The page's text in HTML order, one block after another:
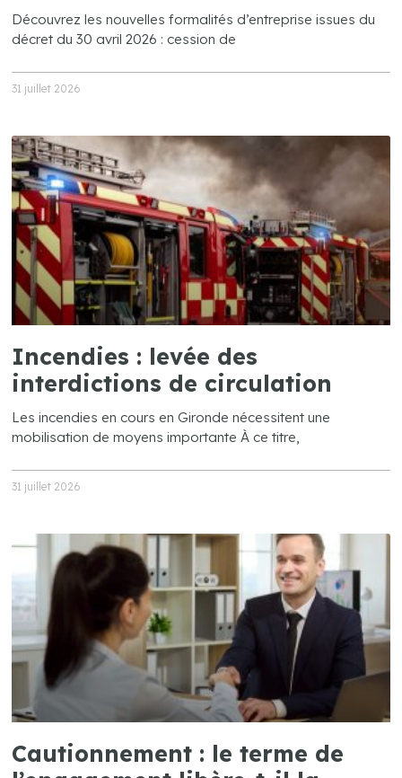
Découvrez les nouvelles formalités d’entreprise issues du
décret du 30 avril 2026 : cession de
31 juillet 2026
Incendies : levée des
interdictions de circulation
Les incendies en cours en Gironde nécessitent une
mobilisation de moyens importante À ce titre,
31 juillet 2026
Cautionnement : le terme de